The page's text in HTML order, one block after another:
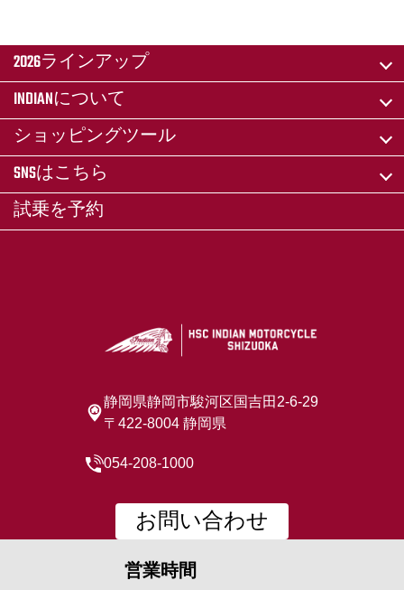
2026ラインアップ
INDIANについて
ショッピングツール
SNSはこちら
試乗を予約
静岡県静岡市駿河区国吉田2-6-29
〒422-8004 静岡県
054-208-1000
お問い合わせ
営業時間